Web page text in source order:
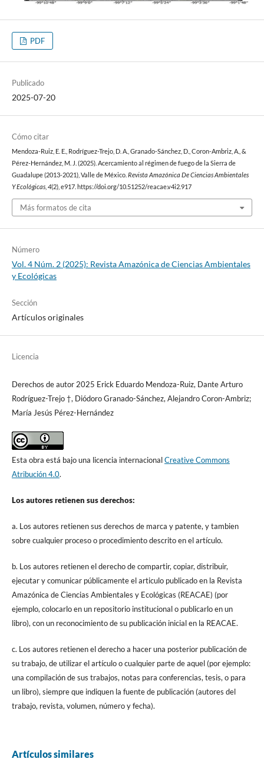
PDF
Publicado
2025-07-20
Cómo citar
Mendoza-Ruiz, E. E., Rodríguez-Trejo, D. A., Granado-Sánchez, D., Coron-Ambriz, A., &
Pérez-Hernández, M. J. (2025). Acercamiento al régimen de fuego de la Sierra de
Guadalupe (2013-2021), Valle de México. Revista Amazónica De Ciencias Ambientales
Y Ecológicas, 4(2), e917. https://doi.org/10.51252/reacae.v4i2.917
Más formatos de cita
Número
Vol. 4 Núm. 2 (2025): Revista Amazónica de Ciencias Ambientales
y Ecológicas
Sección
Artículos originales
Licencia
Derechos de autor 2025 Erick Eduardo Mendoza-Ruiz, Dante Arturo
Rodríguez-Trejo †, Diódoro Granado-Sánchez, Alejandro Coron-Ambriz;
María Jesús Pérez-Hernández
Esta obra está bajo una licencia internacionalCreative Commons
Atribución 4.0.
Los autores retienen sus derechos:
a. Los autores retienen sus derechos de marca y patente, y tambien
sobre cualquier proceso o procedimiento descrito en el artículo.
b. Los autores retienen el derecho de compartir, copiar, distribuir,
ejecutar y comunicar públicamente el articulo publicado en la Revista
Amazónica de Ciencias Ambientales y Ecológicas (REACAE) (por
ejemplo, colocarlo en un repositorio institucional o publicarlo en un
libro), con un reconocimiento de su publicación inicial en la REACAE.
c. Los autores retienen el derecho a hacer una posterior publicación de
su trabajo, de utilizar el artículo o cualquier parte de aquel (por ejemplo:
una compilación de sus trabajos, notas para conferencias, tesis, o para
un libro), siempre que indiquen la fuente de publicación (autores del
trabajo, revista, volumen, número y fecha).
Artículos similares